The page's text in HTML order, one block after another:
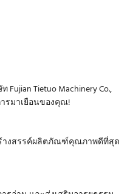
Tietuo Machinery Co.,
ารมาเยือนของคุณ!
างสรรค์ผลิตภัณฑ์คุณภาพดีที่สุด